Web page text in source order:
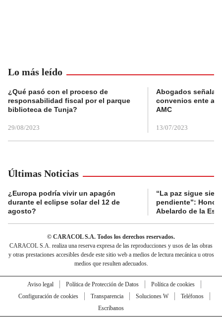
Lo más leído
¿Qué pasó con el proceso de
responsabilidad fiscal por el parque
biblioteca de Tunja?
29/08/2023
Abogados
convenios ente
AMC
13/07/2023
Últimas Noticias
¿Europa podría vivir un apagón
durante el eclipse solar del 12 de
agosto?
“La paz sigue
pendiente”:
Abelardo de la
© CARACOL S.A. Todos los derechos reservados.
CARACOL S.A. realiza una reserva expresa de las reproducciones y usos de las obras
y otras prestaciones accesibles desde este sitio web a medios de lectura mecánica u otros
medios que resulten adecuados.
Aviso legal Política de Protección de Datos
Política de cookies
Configuración de cookies
Transparencia Soluciones W
Teléfonos
Escríbanos